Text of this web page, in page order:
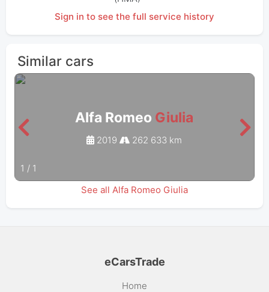
Sign in to see the full service history
Similar cars
Alfa Romeo Giulia
2019 262 633 km
1 / 1
See all Alfa Romeo Giulia
eCarsTrade
Home